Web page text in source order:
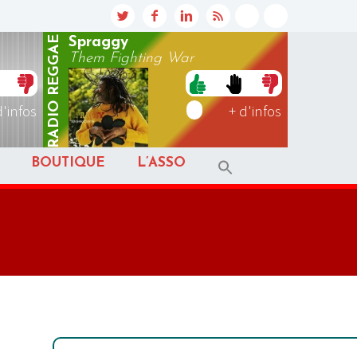
RADIO
REGGAE
Spraggy
Them Fighting War
+ d'infos
BOUTIQUE L’ASSO